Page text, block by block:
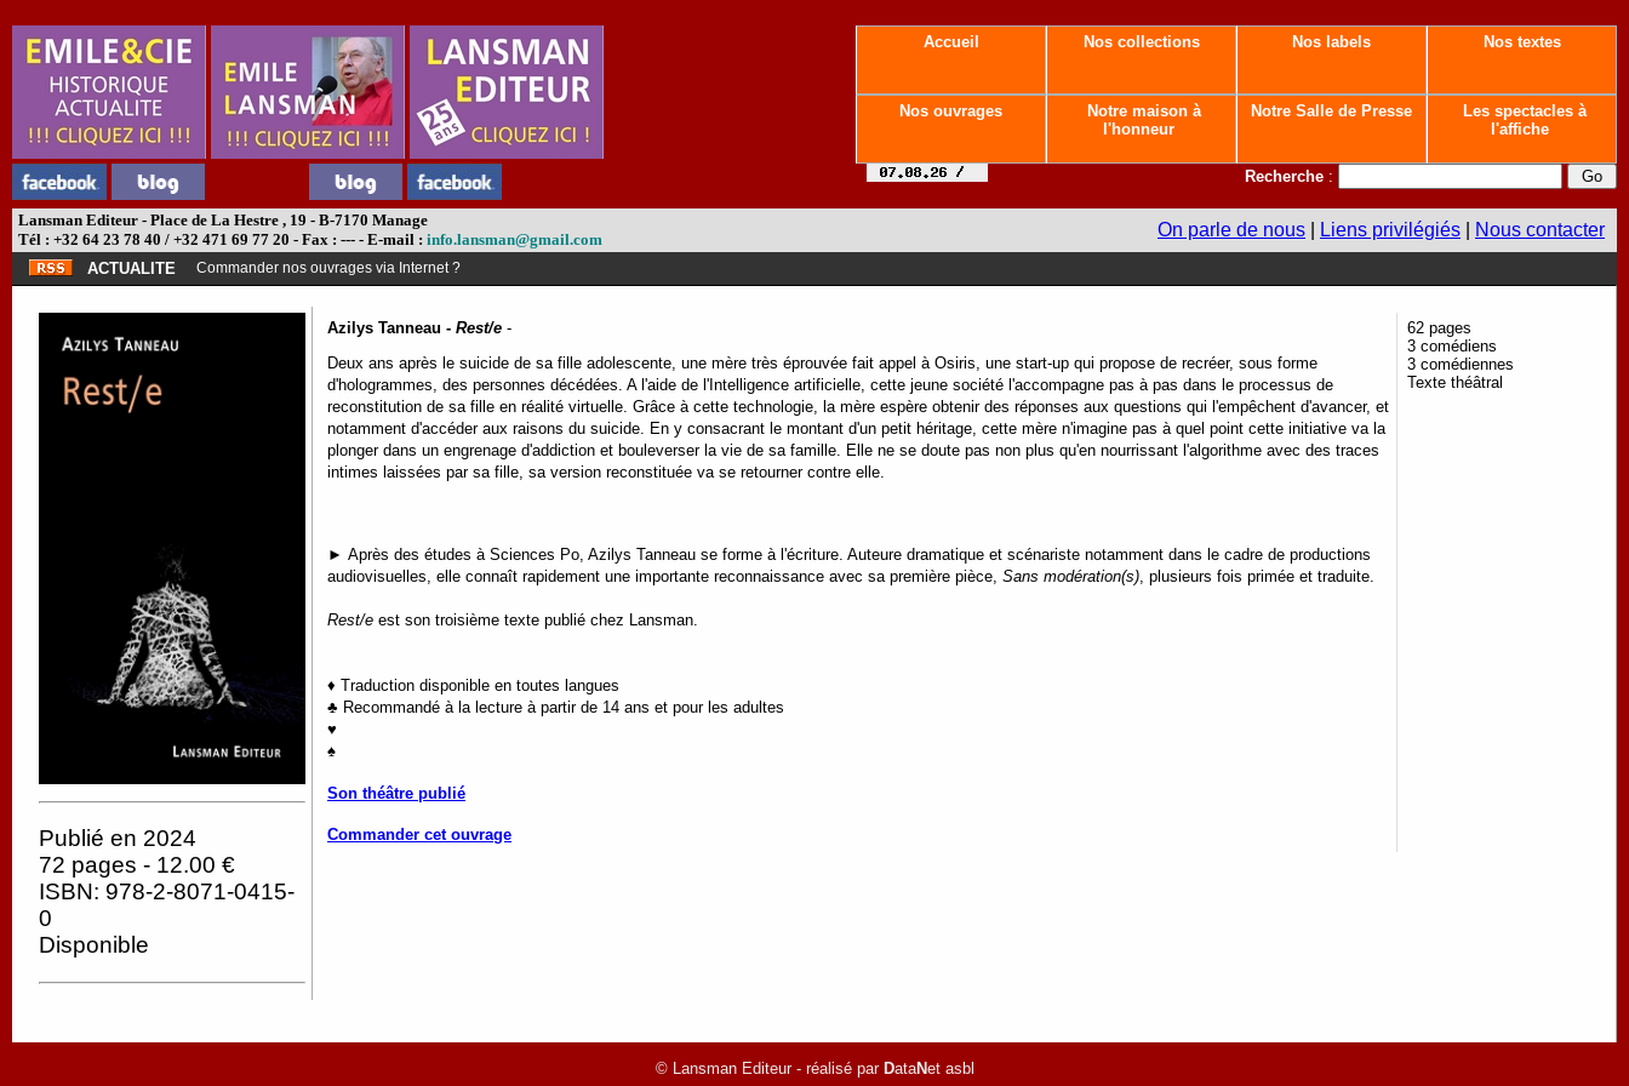
Accueil Nos collections Nos labels Nos textes
Nos ouvrages
Notre maison à
l'honneur
Notre Salle de Presse
Les spectacles à
l'affiche
Recherche :
Lansman Editeur - Place de La Hestre , 19 - B-7170 Manage
Tél : +32 64 23 78 40 / +32 471 69 77 20 - Fax : --- - E-mail : info.lansman@gmail.com On parle de nous Liens privilégiés Nous contacter
ACTUALITE Commander nos ouvrages via Internet ?
Publié en 2024
72 pages - 12.00 €
ISBN: 978-2-8071-0415-
0
Disponible
Azilys Tanneau - Rest/e -
Deux ans après le suicide de sa fille adolescente, une mère très éprouvée fait appel à Osiris, une start-up qui propose de recréer, sous forme
d'hologrammes, des personnes décédées. A l'aide de l'Intelligence artificielle, cette jeune société l'accompagne pas à pas dans le processus de
reconstitution de sa fille en réalité virtuelle. Grâce à cette technologie, la mère espère obtenir des réponses aux questions qui l'empêchent d'avancer, et
notamment d'accéder aux raisons du suicide. En y consacrant le montant d'un petit héritage, cette mère n'imagine pas à quel point cette initiative va la
plonger dans un engrenage d'addiction et bouleverser la vie de sa famille. Elle ne se doute pas non plus qu'en nourrissant l'algorithme avec des traces
intimes laissées par sa fille, sa version reconstituée va se retourner contre elle.
► Après des études à Sciences Po, Azilys Tanneau se forme à l'écriture. Auteure dramatique et scénariste notamment dans le cadre de productions
audiovisuelles, elle connaît rapidement une importante reconnaissance avec sa première pièce, Sans modération(s) , plusieurs fois primée et traduite.
Rest/e est son troisième texte publié chez Lansman.
♦ Traduction disponible en toutes langues
♣ Recommandé à la lecture à partir de 14 ans et pour les adultes
♥
♠
Son théâtre publié
Commander cet ouvrage
62 pages
3 comédiens
3 comédiennes
Texte théâtral
© Lansman Editeur - réalisé par DataNet asbl